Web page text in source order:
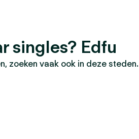
singles? Edfu
zoeken vaak ook in deze steden.